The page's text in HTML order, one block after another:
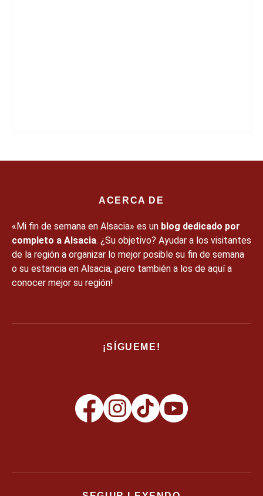
ACERCA DE
«Mi fin de semana en Alsacia» es un blog dedicado por
completo a Alsacia. ¿Su objetivo? Ayudar a los visitantes
de la región a organizar lo mejor posible su fin de semana
o su estancia en Alsacia, ¡pero también a los de aquí a
conocer mejor su región!
¡SÍGUEME!